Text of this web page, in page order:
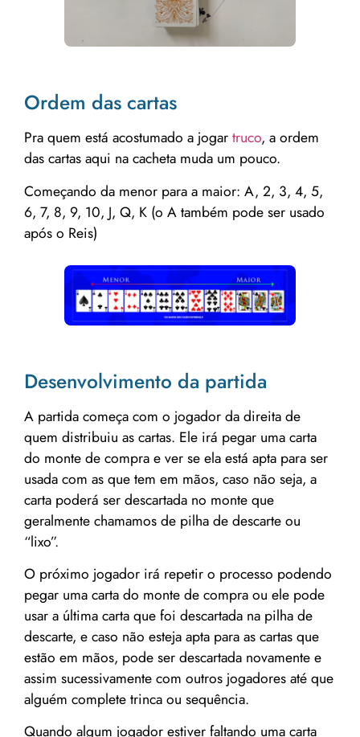
Ordem das cartas
Pra quem está acostumado a jogartruco, a ordem
das cartas aqui na cacheta muda um pouco.
Começando da menor para a maior: A, 2, 3, 4, 5,
6, 7, 8, 9, 10, J, Q, K (o A também pode ser usado
após o Reis)
Desenvolvimento da partida
A partida começa com o jogador da direita de
quem distribuiu as cartas. Ele irá pegar uma carta
do monte de compra e ver se ela está apta para ser
usada com as que tem em mãos, caso não seja, a
carta poderá ser descartada no monte que
geralmente chamamos de pilha de descarte ou
“lixo”.
O próximo jogador irá repetir o processo podendo
pegar uma carta do monte de compra ou ele pode
usar a última carta que foi descartada na pilha de
descarte, e caso não esteja apta para as cartas que
estão em mãos, pode ser descartada novamente e
assim sucessivamente com outros jogadores até que
alguém complete trinca ou sequência.
Quando algum jogador estiver faltando uma carta